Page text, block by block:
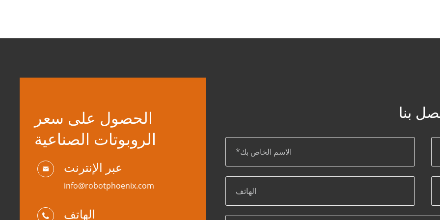
الحصول على سعر
الروبوتات الصناعية
 عبر الإنترنت
info@robotphoenix.com
 الهاتف
بنا